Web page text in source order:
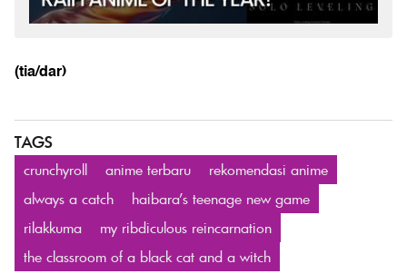
(tia/dar)
TAGS
crunchyroll anime terbaru
rekomendasi anime
always a catch
haibara's teenage new game
rilakkuma
my ribdiculous reincarnation
the classroom of a black cat and a witch